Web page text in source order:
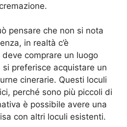
pensare che non si nota
in realtà c’è
comprare un luogo
preferisce acquistare un
cinerarie. Questi loculi
perché sono più piccoli di
è possibile avere una
con altri loculi esistenti.